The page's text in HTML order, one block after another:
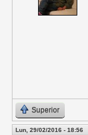
Superior
Lun, 29/02/2016 - 18:56